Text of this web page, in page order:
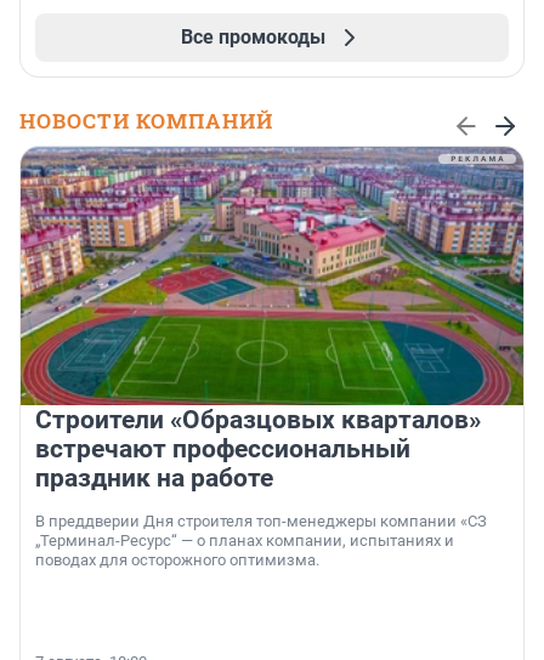
Все промокоды
НОВОСТИ КОМПАНИЙ
Строители «Образцовых кварталов»
встречают профессиональный
праздник на работе
В преддверии Дня строителя топ-менеджеры компании «СЗ
„Терминал-Ресурс“ — о планах компании, испытаниях и
поводах для осторожного оптимизма.